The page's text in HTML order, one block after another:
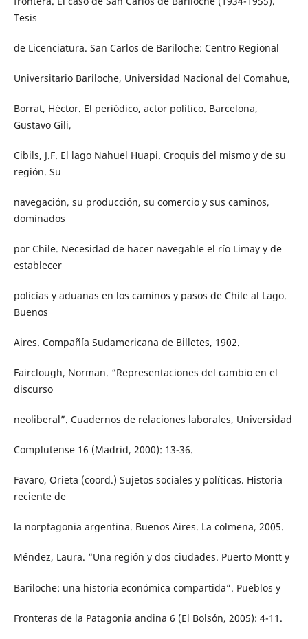
Tesis
de Licenciatura. San Carlos de Bariloche: Centro Regional
Universitario Bariloche, Universidad Nacional del Comahue,
Borrat, Héctor. El periódico, actor político. Barcelona,
Gustavo Gili,
Cibils, J.F. El lago Nahuel Huapi. Croquis del mismo y de su
región. Su
navegación, su producción, su comercio y sus caminos,
dominados
por Chile. Necesidad de hacer navegable el río Limay y de
establecer
policías y aduanas en los caminos y pasos de Chile al Lago.
Buenos
Aires. Compañía Sudamericana de Billetes, 1902.
Fairclough, Norman. “Representaciones del cambio en el
discurso
neoliberal”. Cuadernos de relaciones laborales, Universidad
Complutense 16 (Madrid, 2000): 13-36.
Favaro, Orieta (coord.) Sujetos sociales y políticas. Historia
reciente de
la norptagonia argentina. Buenos Aires. La colmena, 2005.
Méndez, Laura. “Una región y dos ciudades. Puerto Montt y
Bariloche: una historia económica compartida”. Pueblos y
Fronteras de la Patagonia andina 6 (El Bolsón, 2005): 4-11.